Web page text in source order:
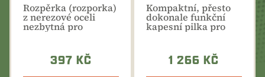
Rozpěrka (rozporka)
z nerezové oceli
nezbytná pro
zafixování
397 KČ
Kompaktní, přesto
dokonale funkční
kapesní pilka pro
přerušení zámku
1 266 KČ